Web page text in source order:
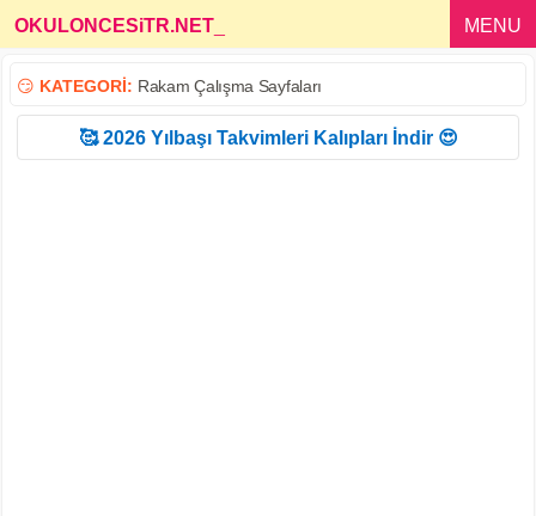
OKULONCESiTR.NET MENU
😏 KATEGORİ: Rakam Çalışma Sayfaları
🥰 2026 Yılbaşı Takvimleri Kalıpları İndir 😍